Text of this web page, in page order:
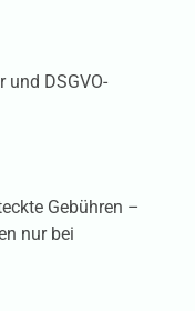
und DSGVO-
Gebühren –
nur bei